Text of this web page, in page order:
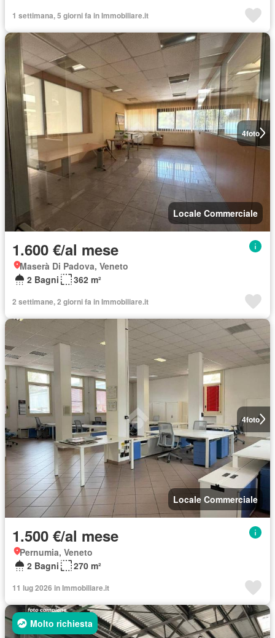
1 settimana, 5 giorni fa in Immobiliare.it
4foto
Locale Commerciale
1.600 €/al mese
Maserà Di Padova, Veneto
2 Bagni
362 m²
2 settimane, 2 giorni fa in Immobiliare.it
4foto
Locale Commerciale
1.500 €/al mese
Pernumia, Veneto
2 Bagni
270 m²
11 lug 2026 in Immobiliare.it
Molto richiesta